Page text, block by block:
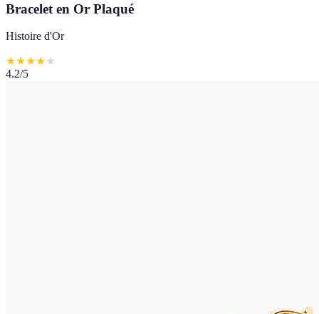
Bracelet en Or Plaqué
Histoire d'Or
★★★★★
4.2/5